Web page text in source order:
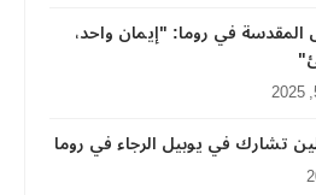
في روما: "إيمان واحد،
تشارك في يوبيل الرجاء في روما